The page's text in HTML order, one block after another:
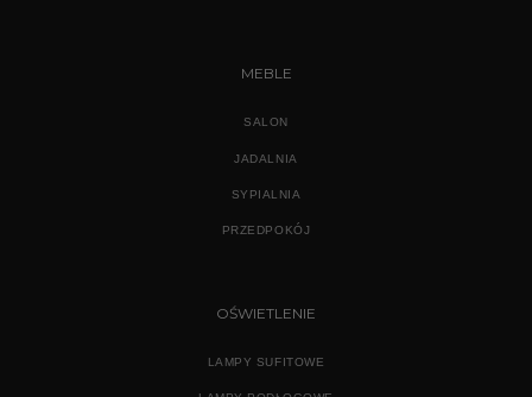
MEBLE
SALON
JADALNIA
SYPIALNIA
PRZEDPOKÓJ
OŚWIETLENIE
LAMPY SUFITOWE